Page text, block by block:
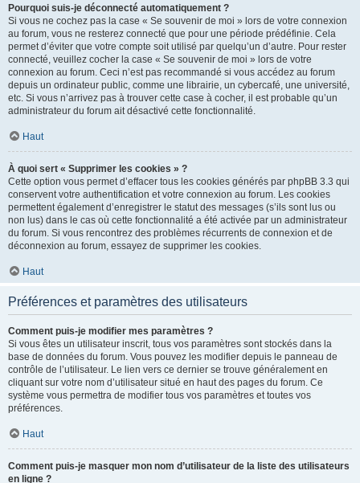
Pourquoi suis-je déconnecté automatiquement ?
Si vous ne cochez pas la case « Se souvenir de moi » lors de votre connexion
au forum, vous ne resterez connecté que pour une période prédéfinie. Cela
permet d’éviter que votre compte soit utilisé par quelqu’un d’autre. Pour rester
connecté, veuillez cocher la case « Se souvenir de moi » lors de votre
connexion au forum. Ceci n’est pas recommandé si vous accédez au forum
depuis un ordinateur public, comme une librairie, un cybercafé, une université,
etc. Si vous n’arrivez pas à trouver cette case à cocher, il est probable qu’un
administrateur du forum ait désactivé cette fonctionnalité.
Haut
À quoi sert « Supprimer les cookies » ?
Cette option vous permet d’effacer tous les cookies générés par phpBB 3.3 qui
conservent votre authentification et votre connexion au forum. Les cookies
permettent également d’enregistrer le statut des messages (s’ils sont lus ou
non lus) dans le cas où cette fonctionnalité a été activée par un administrateur
du forum. Si vous rencontrez des problèmes récurrents de connexion et de
déconnexion au forum, essayez de supprimer les cookies.
Haut
Préférences et paramètres des utilisateurs
Comment puis-je modifier mes paramètres ?
Si vous êtes un utilisateur inscrit, tous vos paramètres sont stockés dans la
base de données du forum. Vous pouvez les modifier depuis le panneau de
contrôle de l’utilisateur. Le lien vers ce dernier se trouve généralement en
cliquant sur votre nom d’utilisateur situé en haut des pages du forum. Ce
système vous permettra de modifier tous vos paramètres et toutes vos
préférences.
Haut
Comment puis-je masquer mon nom d’utilisateur de la liste des utilisateurs
en ligne ?